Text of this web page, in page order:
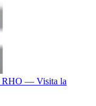
RHO — Visita la